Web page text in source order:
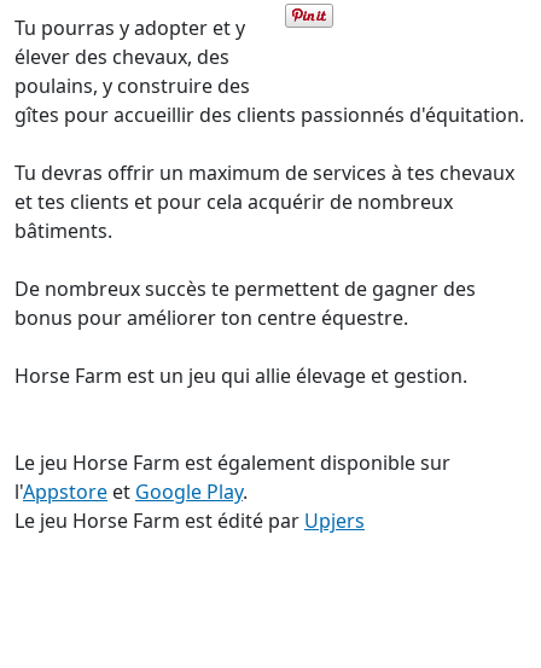
Tu pourras y adopter et y
élever des chevaux, des
poulains, y construire des
gîtes pour accueillir des clients passionnés d'équitation.
Tu devras offrir un maximum de services à tes chevaux
et tes clients et pour cela acquérir de nombreux
bâtiments.
De nombreux succès te permettent de gagner des
bonus pour améliorer ton centre équestre.
Horse Farm est un jeu qui allie élevage et gestion.
Le jeu Horse Farm est également disponible sur
l'Appstore et Google Play.
Le jeu Horse Farm est édité par Upjers